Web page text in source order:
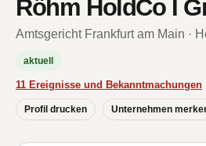
Röhm HoldCo I
Amtsgericht Frankfurt am Main ·
aktuell
11 Ereignisse und Bekanntmachungen
Profil drucken Unternehmen